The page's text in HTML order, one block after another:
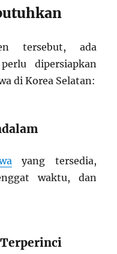
tersebut, ada
dipersiapkan
di Korea Selatan:
yang tersedia,
waktu, dan